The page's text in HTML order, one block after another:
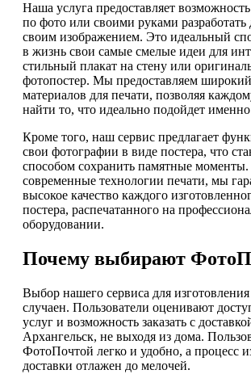
Наша услуга предоставляет возможность
по фото или своими руками разработать
своим изображением. Это идеальный
в жизнь свои самые смелые идеи для
стильный плакат на стену или
фотопостер. Мы предоставляем
материалов для печати, позволяя
найти то, что идеально подойдет именно
Кроме того, наш сервис предлагает
свои фотографии в виде постера, что
способом сохранить памятные моменты.
современные технологии печати, мы
высокое качество каждого
постера, распечатанного на
оборудовании.
Почему выбирают
Выбор нашего сервиса для
случаен. Пользователи оценивают
услуг и возможность заказать с
Архангельск, не выходя из дома.
ФотоПочтой легко и удобно, а процесс
доставки отлажен до мелочей.